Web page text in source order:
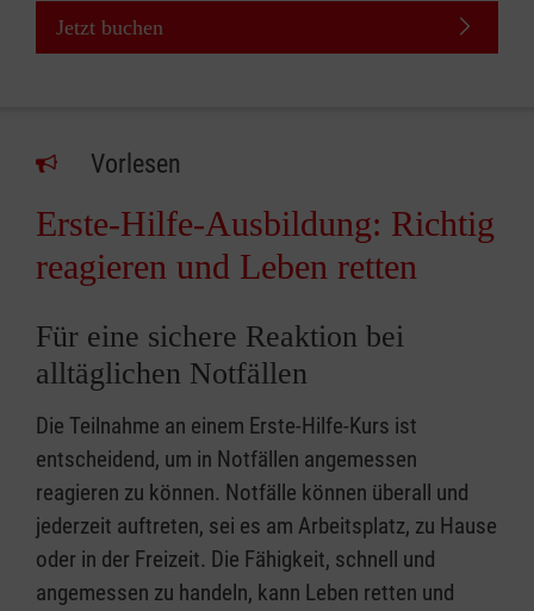
Jetzt buchen
Vorlesen
Erste-Hilfe-Ausbildung: Richtig
reagieren und Leben retten
Für eine sichere Reaktion bei
alltäglichen Notfällen
Die Teilnahme an einem Erste-Hilfe-Kurs ist
entscheidend, um in Notfällen angemessen
reagieren zu können. Notfälle können überall und
jederzeit auftreten, sei es am Arbeitsplatz, zu Hause
oder in der Freizeit. Die Fähigkeit, schnell und
angemessen zu handeln, kann Leben retten und